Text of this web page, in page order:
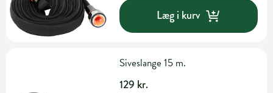
Læg i kurv
Siveslange 15 m.
129 kr.